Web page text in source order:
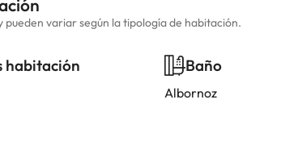
pueden variar según la tipología de habitación.
habitación Baño
Albornoz